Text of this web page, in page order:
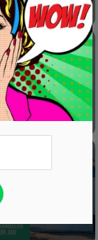
reinigen
t.w.v. €